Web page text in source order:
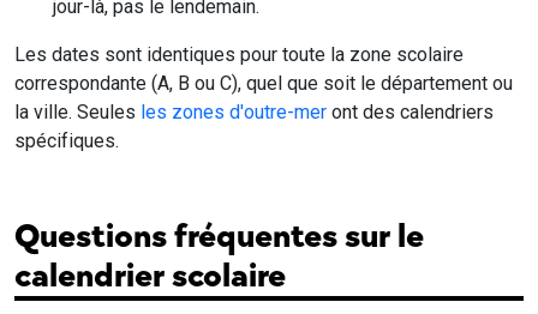
jour-là, pas le lendemain.
Les dates sont identiques pour toute la zone scolaire
correspondante (A, B ou C), quel que soit le département ou
la ville. Seules les zones d'outre-mer ont des calendriers
spécifiques.
Questions fréquentes sur le
calendrier scolaire